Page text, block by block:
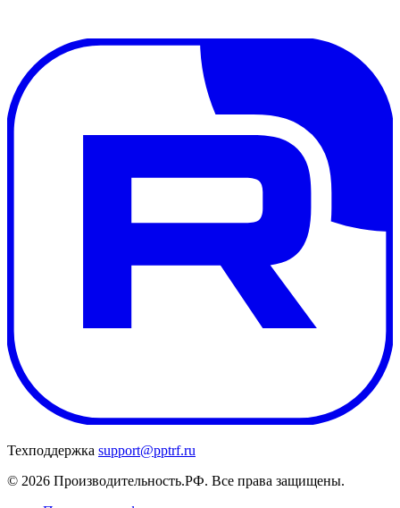
Техподдержка support@pptrf.ru
© 2026 Производительность.РФ. Все права защищены.